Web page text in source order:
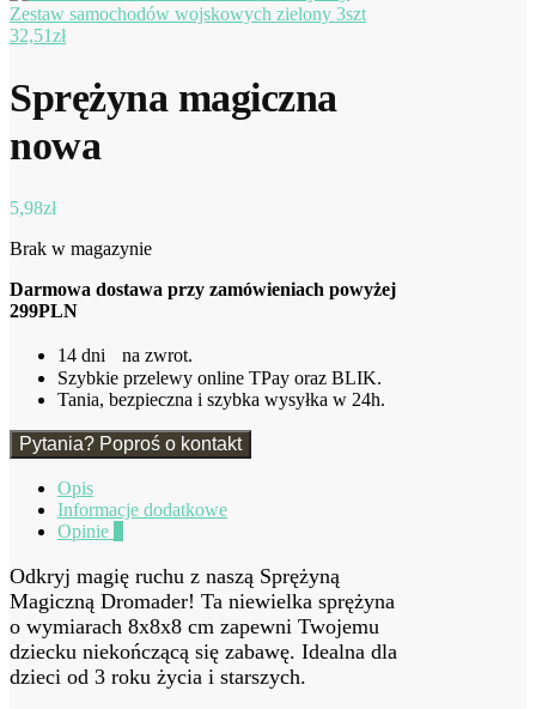
Zestaw samochodów wojskowych zielony 3szt
32,51zł
Sprężyna magiczna
nowa
5,98zł
Brak w magazynie
Darmowa dostawa przy zamówieniach powyżej
299PLN
14 dni na zwrot.
Szybkie przelewy online TPay oraz BLIK.
Tania, bezpieczna i szybka wysyłka w 24h.
Pytania? Poproś o kontakt
Opis
Informacje dodatkowe
Opinie
Odkryj magię ruchu z naszą Sprężyną
Magiczną Dromader! Ta niewielka sprężyna
o wymiarach 8x8x8 cm zapewni Twojemu
dziecku niekończącą się zabawę. Idealna dla
dzieci od 3 roku życia i starszych.